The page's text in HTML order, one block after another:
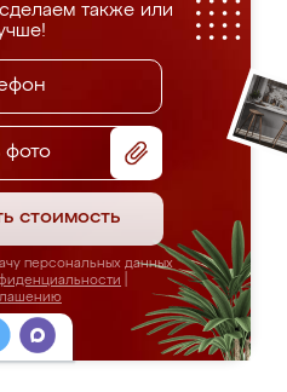
также или
фото
стоимость
персональных данных